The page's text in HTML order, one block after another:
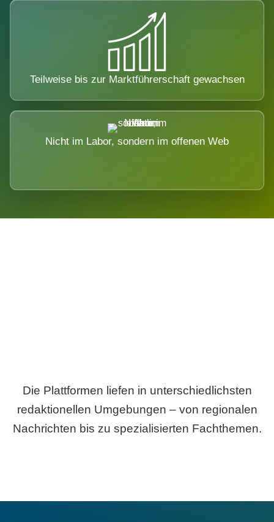
Teilweise bis zur Marktführerschaft gewachsen
Nicht im Labor, sondern im offenen Web
Die Plattformen liefen in unterschiedlichsten
redaktionellen Umgebungen – von regionalen
Nachrichten bis zu spezialisierten Fachthemen.